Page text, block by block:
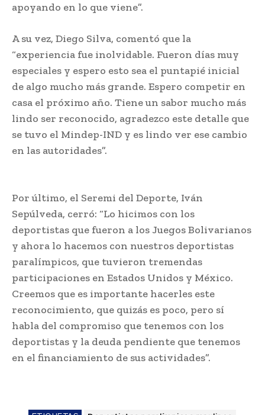
apoyando en lo que viene”.
A su vez, Diego Silva, comentó que la
“experiencia fue inolvidable. Fueron días muy
especiales y espero esto sea el puntapié inicial
de algo mucho más grande. Espero competir en
casa el próximo año. Tiene un sabor mucho más
lindo ser reconocido, agradezco este detalle que
se tuvo el Mindep-IND y es lindo ver ese cambio
en las autoridades”.
Por último, el Seremi del Deporte, Iván
Sepúlveda, cerró: “Lo hicimos con los
deportistas que fueron a los Juegos Bolivarianos
y ahora lo hacemos con nuestros deportistas
paralímpicos, que tuvieron tremendas
participaciones en Estados Unidos y México.
Creemos que es importante hacerles este
reconocimiento, que quizás es poco, pero sí
habla del compromiso que tenemos con los
deportistas y la deuda pendiente que tenemos
en el financiamiento de sus actividades”.